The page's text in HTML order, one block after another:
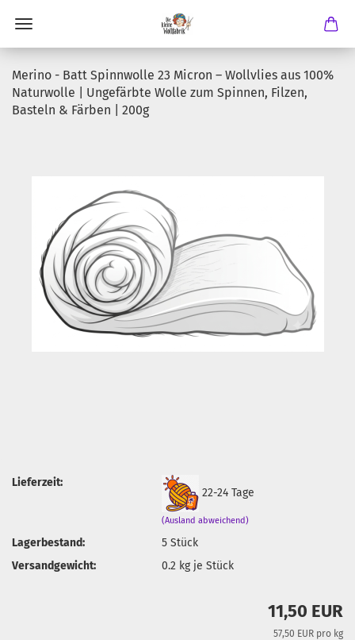
Merino - Batt Spinnwolle 23 Micron – Wollvlies aus 100%
Naturwolle | Ungefärbte Wolle zum Spinnen, Filzen,
Basteln & Färben | 200g
Lieferzeit:
22-24 Tage
(Ausland abweichend)
Lagerbestand: 5Stück
Versandgewicht:
0.2 kg je Stück
11,50 EUR
57,50 EUR pro kg